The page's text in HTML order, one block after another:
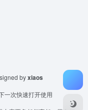
byxiaos
一次快速打开使用